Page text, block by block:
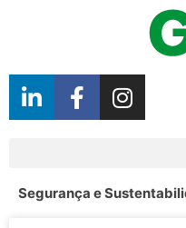
Segurança e